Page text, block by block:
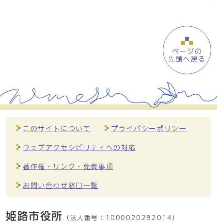
ページの
先頭へ戻る
このサイトについて プライバシーポリシー
ウェブアクセシビリティへの対応
著作権・リンク・免責事項
お問い合わせ窓口一覧
姫路市役所 （法人番号： 1000020282014）